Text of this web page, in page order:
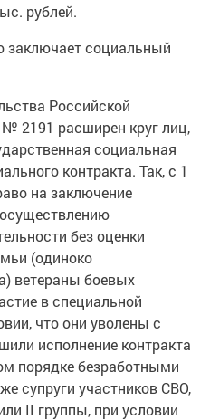
рублей.
заключает социальный
Российской
2191 расширен круг лиц,
социальная
контракта. Так, с 1
на заключение
без оценки
(одиноко
ветераны боевых
в специальной
что они уволены с
исполнение контракта
порядке безработными
супруги участников СВО,
II группы, при условии